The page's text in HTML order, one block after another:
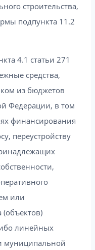
строительства,
подпункта 11.2
4.1 статьи 271
средства,
из бюджетов
Федерации, в том
финансирования
переустройству
или
(объектов)
линейных
муниципальной